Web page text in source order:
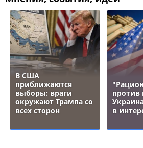
В США
приближаются
выборы: враги
окружают Трампа со
всех сторон
против
в